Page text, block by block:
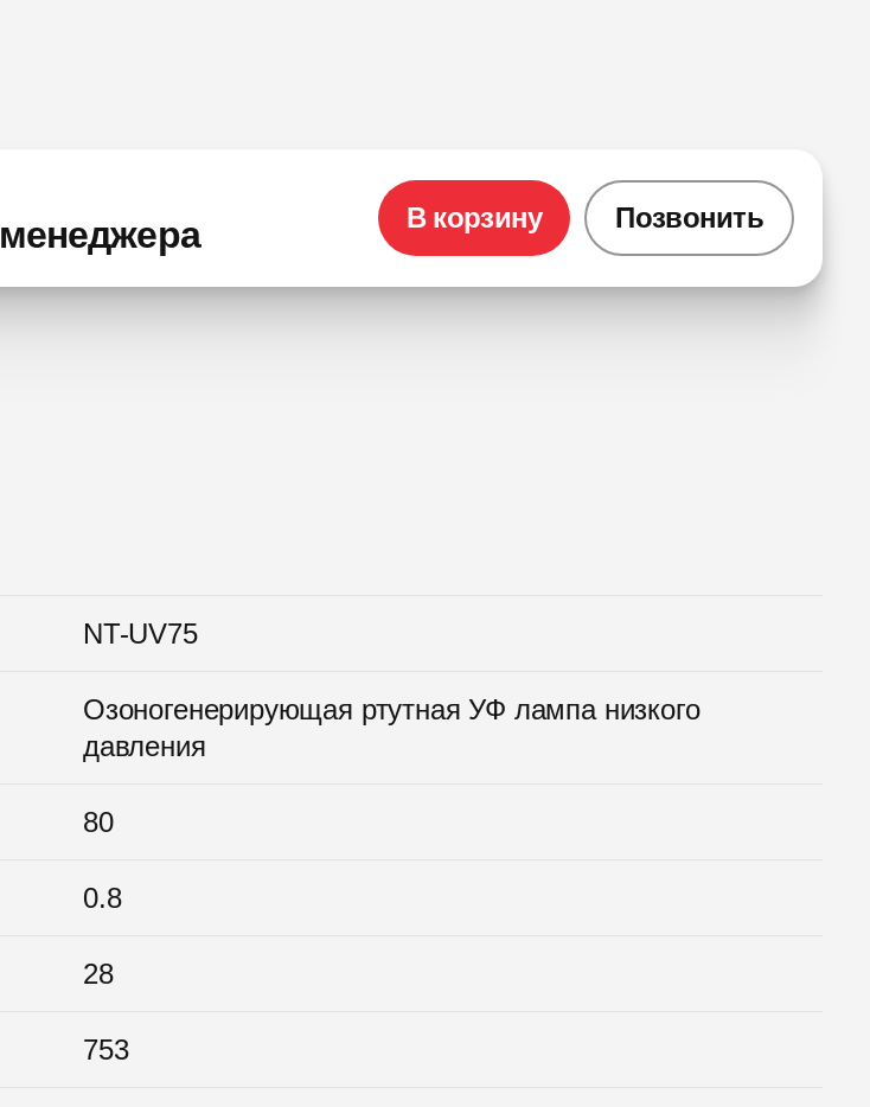
В корзину Позвонить
NT-UV75
Озоногенерирующая ртутная УФ лампа низкого
давления
80
0.8
28
753